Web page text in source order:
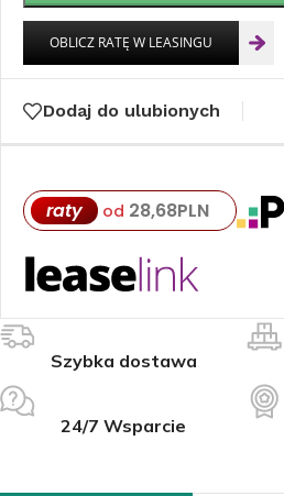
Dodaj do ulubionych
raty od 28,68PLN
Szybka dostawa
24/7 Wsparcie